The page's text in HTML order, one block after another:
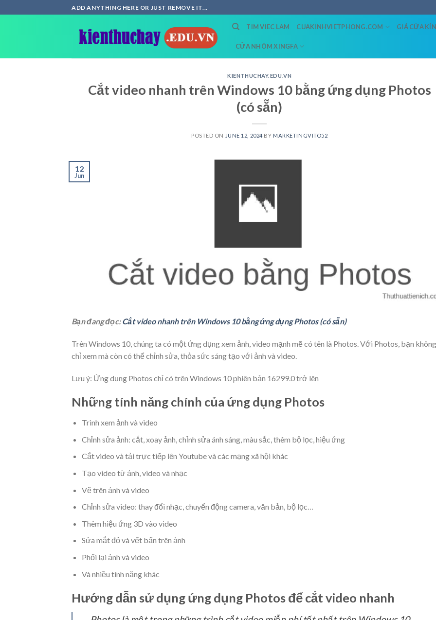
to
ADD ANYTHING HERE OR JUST REMOVE IT...
TIM VIEC LAM CUAKINHVIETPHONG.COM GIÁ CỬA
CỬA NHÔM XINGFA
KIENTHUCHAY.EDU.VN
Cắt video nhanh trên Windows 10 bằng ứng dụng Photos
(có sẵn)
POSTED ON JUNE 12, 2024 BY MARKETINGVITO52
12
Jun
Bạn đang đọc:Cắt video nhanh trên Windows 10 bằng ứng dụng Photos (có sẵn)
Trên Windows 10, chúng ta có một ứng dụng xem ảnh, video mạnh mẽ có tên là Photos. Với Photos, bạn không
chỉ xem mà còn có thể chỉnh sửa, thỏa sức sáng tạo với ảnh và video.
Lưu ý: Ứng dụng Photos chỉ có trên Windows 10 phiên bản 16299.0 trở lên
Những tính năng chính của ứng dụng Photos
Trình xem ảnh và video
Chỉnh sửa ảnh: cắt, xoay ảnh, chỉnh sửa ánh sáng, màu sắc, thêm bộ lọc, hiệu ứng
Cắt video và tải trực tiếp lên Youtube và các mạng xã hội khác
Tạo video từ ảnh, video và nhạc
Vẽ trên ảnh và video
Chỉnh sửa video: thay đổi nhạc, chuyển động camera, văn bản, bộ lọc…
Thêm hiệu ứng 3D vào video
Sửa mắt đỏ và vết bẩn trên ảnh
Phối lại ảnh và video
Và nhiều tính năng khác
Hướng dẫn sử dụng ứng dụng Photos để cắt video nhanh